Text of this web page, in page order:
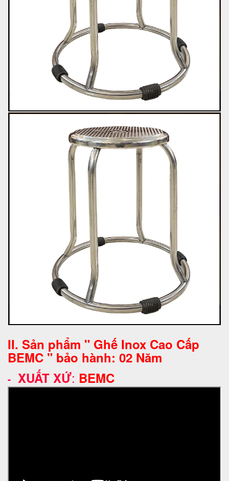
II. Sản phẩm " Ghế Inox Cao Cấp
BEMC " bảo hành: 02 Năm
- XUẤT XỨ: BEMC